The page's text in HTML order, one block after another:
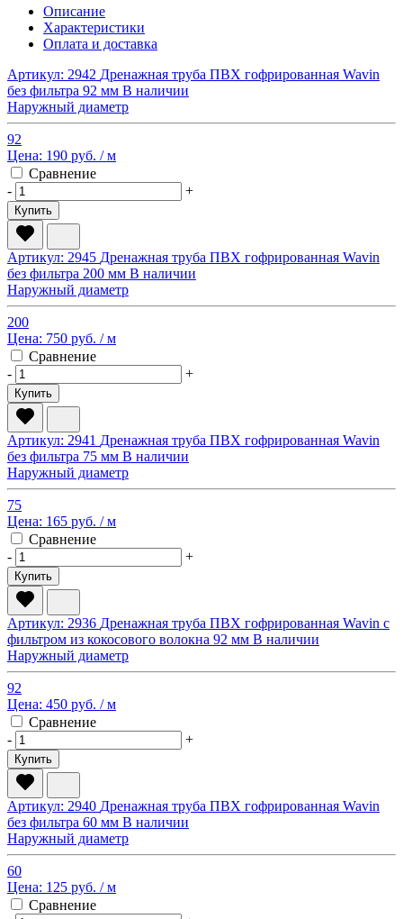
Описание
Характеристики
Оплата и доставка
Артикул: 2942 Дренажная труба ПВХ гофрированная Wavin
без фильтра 92 мм В наличии
Наружный диаметр
92
Цена: 190 руб. / м
Сравнение
-
+
Купить
Артикул: 2945 Дренажная труба ПВХ гофрированная Wavin
без фильтра 200 мм В наличии
Наружный диаметр
200
Цена: 750 руб. / м
Сравнение
-
+
Купить
Артикул: 2941 Дренажная труба ПВХ гофрированная Wavin
без фильтра 75 мм В наличии
Наружный диаметр
75
Цена: 165 руб. / м
Сравнение
-
+
Купить
Артикул: 2936 Дренажная труба ПВХ гофрированная Wavin с
фильтром из кокосового волокна 92 мм В наличии
Наружный диаметр
92
Цена: 450 руб. / м
Сравнение
-
+
Купить
Артикул: 2940 Дренажная труба ПВХ гофрированная Wavin
без фильтра 60 мм В наличии
Наружный диаметр
60
Цена: 125 руб. / м
Сравнение